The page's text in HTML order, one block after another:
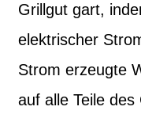
Grillgut gart,
elektrischer
Strom erzeugte
auf alle Teile